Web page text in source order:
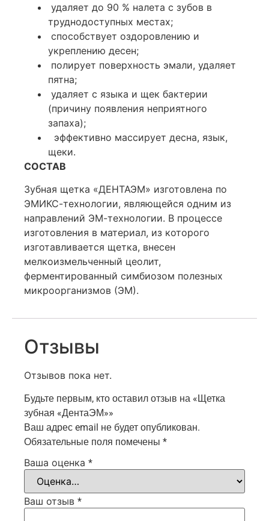
удаляет до 90 % налета с зубов в
труднодоступных местах;
способствует оздоровлению и
укреплению десен;
полирует поверхность эмали, удаляет
пятна;
удаляет с языка и щек бактерии
(причину появления неприятного
запаха);
эффективно массирует десна, язык,
щеки.
СОСТАВ
Зубная щетка «ДЕНТАЭМ» изготовлена по
ЭМИКС-технологии, являющейся одним из
направлений ЭМ-технологии. В процессе
изготовления в материал, из которого
изготавливается щетка, внесен
мелкоизмельченный цеолит,
ферментированный симбиозом полезных
микроорганизмов (ЭМ).
Отзывы
Отзывов пока нет.
Будьте первым, кто оставил отзыв на «Щетка
зубная «ДентаЭМ»»
Ваш адрес email не будет опубликован.
Обязательные поля помечены *
Ваша оценка *
Ваш отзыв *